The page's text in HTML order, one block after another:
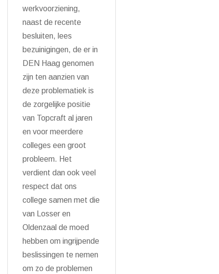
werkvoorziening,
naast de recente
besluiten, lees
bezuinigingen, de er in
DEN Haag genomen
zijn ten aanzien van
deze problematiek is
de zorgelijke positie
van Topcraft al jaren
en voor meerdere
colleges een groot
probleem. Het
verdient dan ook veel
respect dat ons
college samen met die
van Losser en
Oldenzaal de moed
hebben om ingrijpende
beslissingen te nemen
om zo de problemen